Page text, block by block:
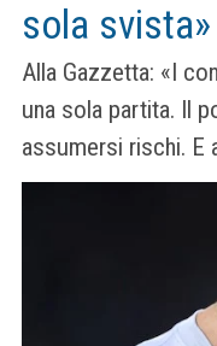
sola svista»
Alla Gazzetta: «I
una sola partita. Il
assumersi rischi. E